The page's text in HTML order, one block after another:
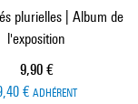
plurielles | Album de
l'exposition
Prix ​​actuel
9,90 €
€ ADHÉRENT